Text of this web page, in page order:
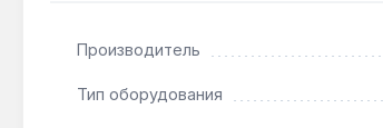
Подходит ли для системы с
Да — коллекторная группа не
Производитель
Тип оборудования